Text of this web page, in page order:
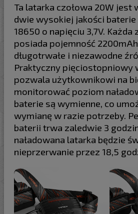
Ta latarka czołowa 20W jest
dwie wysokiej jakości
18650 o napięciu 3,7V. Każda
posiada pojemność
długotrwałe i niezawodne
Praktyczny pięciostopniowy
pozwala użytkownikowi na
monitorować poziom
baterie są wymienne, co
wymianę w razie potrzeby.
baterii trwa zaledwie 3
naładowana latarka będzie
nieprzerwanie przez 18,5